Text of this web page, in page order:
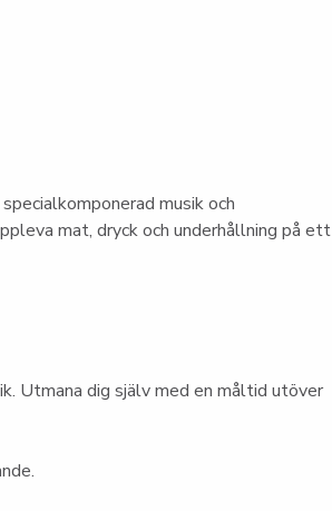
musik och
mat, dryck och underhållning på ett
Utmana dig själv med en måltid utöver